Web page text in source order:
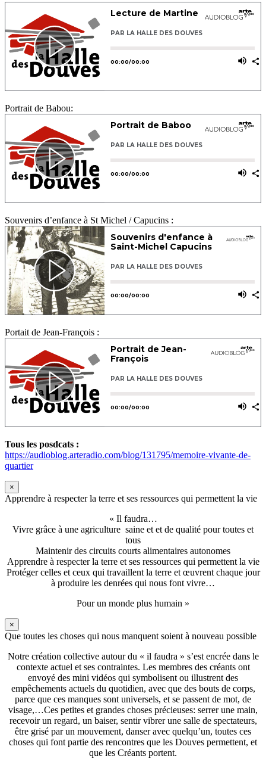
Portrait de Babou:
Souvenirs d’enfance à St Michel / Capucins :
Portait de Jean-François :
Tous les posdcats :
https://audioblog.arteradio.com/blog/131795/memoire-vivante-de-
quartier
×
Apprendre à respecter la terre et ses ressources qui permettent la vie
« Il faudra…
Vivre grâce à une agriculture saine et et de qualité pour toutes et
tous
Maintenir des circuits courts alimentaires autonomes
Apprendre à respecter la terre et ses ressources qui permettent la vie
Protéger celles et ceux qui travaillent la terre et œuvrent chaque jour
à produire les denrées qui nous font vivre…
Pour un monde plus humain »
×
Que toutes les choses qui nous manquent soient à nouveau possible
Notre création collective autour du « il faudra » s’est encrée dans le
contexte actuel et ses contraintes. Les membres des créants ont
envoyé des mini vidéos qui symbolisent ou illustrent des
empêchements actuels du quotidien, avec que des bouts de corps,
parce que ces manques sont universels, et se passent de mot, de
visage,…Ces petites et grandes choses précieuses: serrer une main,
recevoir un regard, un baiser, sentir vibrer une salle de spectateurs,
être grisé par un mouvement, danser avec quelqu’un, toutes ces
choses qui font partie des rencontres que les Douves permettent, et
que les Créants portent.